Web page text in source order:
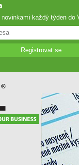
každý týden do
Registrovat se